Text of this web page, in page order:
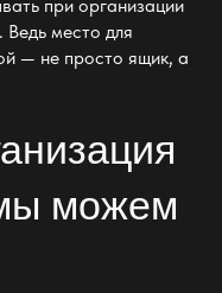
при организации
Ведь место для
— не просто ящик, а
можем